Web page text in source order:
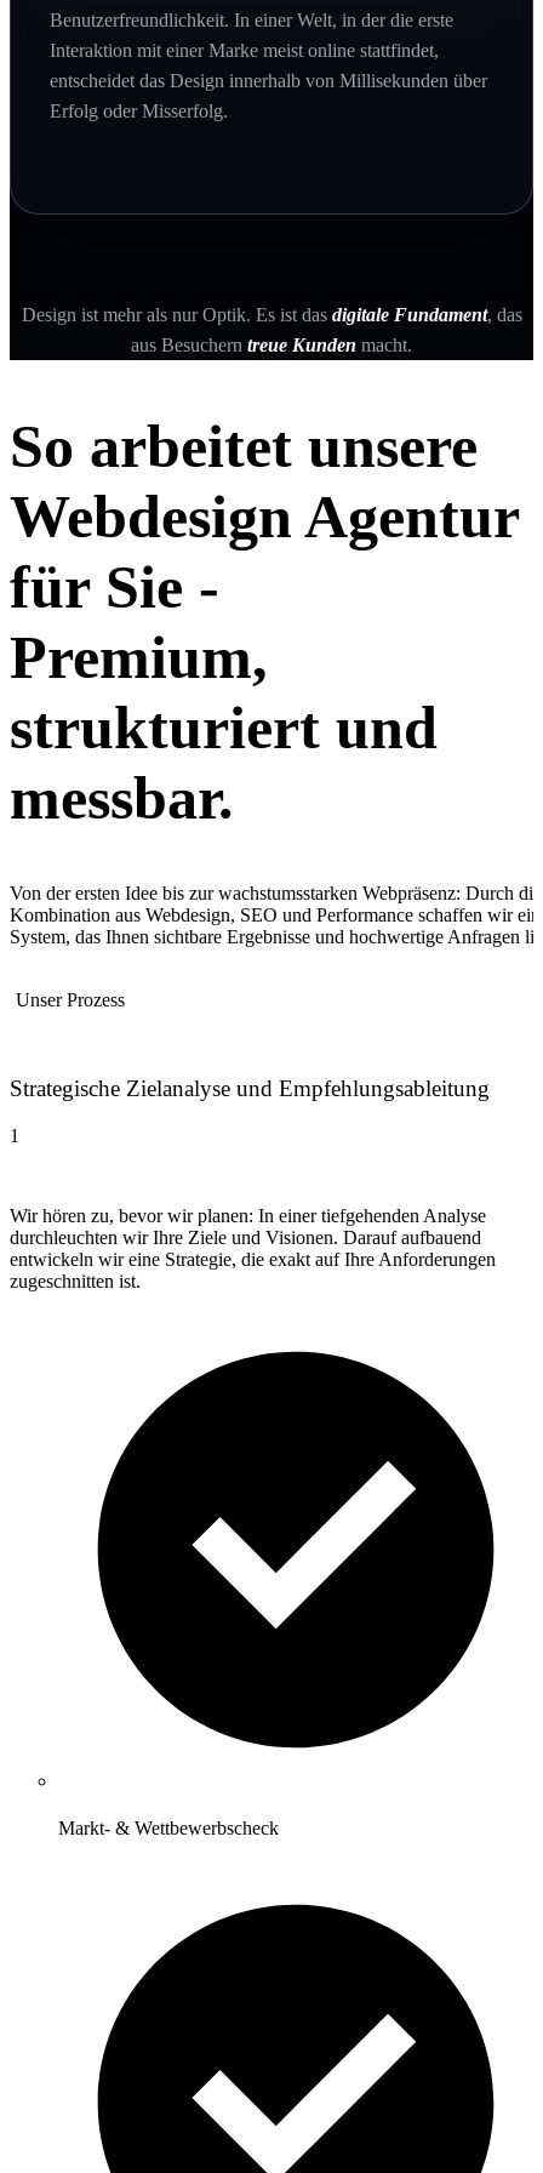
Benutzerfreundlichkeit. In einer Welt, in der die erste
Interaktion mit einer Marke meist online stattfindet,
entscheidet das Design innerhalb von Millisekunden über
Erfolg oder Misserfolg.
Design ist mehr als nur Optik. Es ist das digitale Fundament, das
aus Besuchern treue Kunden macht.
So arbeitet unsere
Webdesign Agentur
für Sie -
Premium,
strukturiert und
messbar.
Von der ersten Idee bis zur wachstumsstarken Webpräsenz: Durch die
Kombination aus Webdesign, SEO und Performance schaffen wir ein
System, das Ihnen sichtbare Ergebnisse und hochwertige Anfragen
Unser Prozess
Strategische Zielanalyse und Empfehlungsableitung
1
Wir hören zu, bevor wir planen: In einer tiefgehenden Analyse
durchleuchten wir Ihre Ziele und Visionen. Darauf aufbauend
entwickeln wir eine Strategie, die exakt auf Ihre Anforderungen
zugeschnitten ist.
Markt- & Wettbewerbscheck